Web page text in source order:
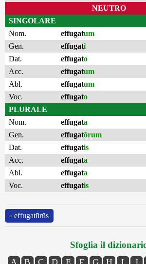
NEUTRO
SINGOLARE
Nom.
effugatum
Gen.
effugati
Dat.
effugato
Acc.
effugatum
Abl.
effugatum
Voc.
effugato
PLURALE
Nom.
effugata
Gen.
effugatōrum
Dat.
effugatis
Acc.
effugata
Abl.
effugata
Voc.
effugatis
‹ effugatūrūs
Sfoglia il
A B C D E F G H I J